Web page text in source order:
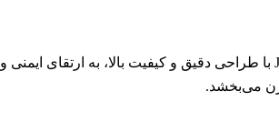
چراغ راهنما دوو سیلو JAMSAZ چراغ راهنما دوو سیلو JAMSAZ با طراحی دقیق و کیفیت بالا، به ارتقای ایمنی و
می‌بخشد.